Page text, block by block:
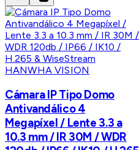
HANWHA VISION
Cámara IP Tipo Domo
Antivandálico 4
Megapíxel / Lente 3.3 a
10.3 mm / IR 30M / WDR